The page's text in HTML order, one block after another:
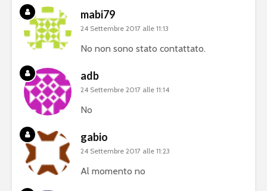
mabi79
24 Settembre 2017 alle 11:13
No non sono stato contattato.
adb
24 Settembre 2017 alle 11:14
No
gabio
24 Settembre 2017 alle 11:23
Al momento no